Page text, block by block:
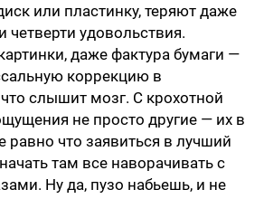
или пластинку, теряют даже
четверти удовольствия.
даже фактура бумаги —
коррекцию в
слышит мозг. С крохотной
не просто другие — их в
равно что заявиться в лучший
там все наворачивать с
Ну да, пузо набьешь, и не